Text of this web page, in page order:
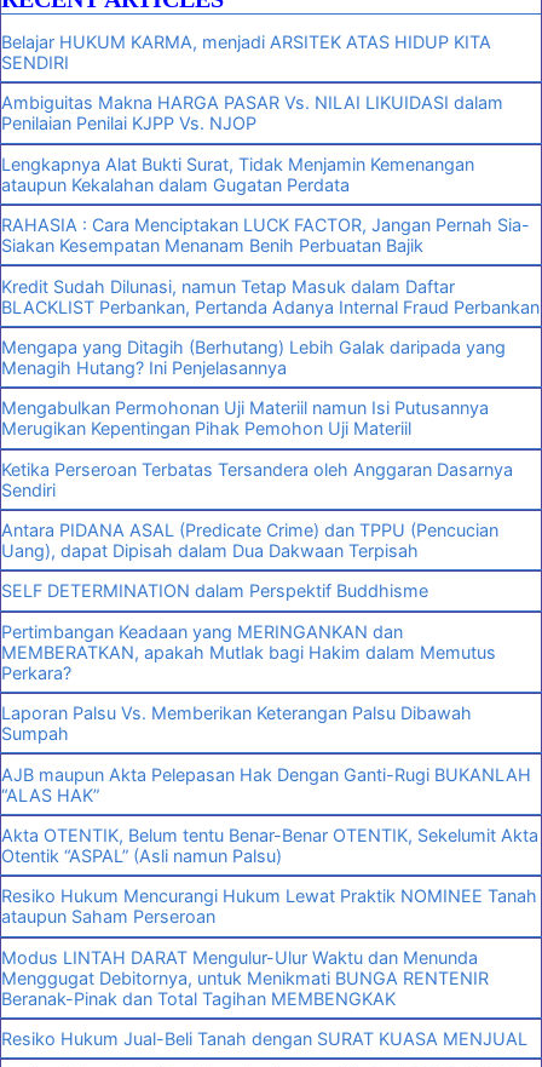
Belajar HUKUM KARMA, menjadi ARSITEK ATAS HIDUP KITA
SENDIRI
Ambiguitas Makna HARGA PASAR Vs. NILAI LIKUIDASI dalam
Penilaian Penilai KJPP Vs. NJOP
Lengkapnya Alat Bukti Surat, Tidak Menjamin Kemenangan
ataupun Kekalahan dalam Gugatan Perdata
RAHASIA : Cara Menciptakan LUCK FACTOR, Jangan Pernah Sia-
Siakan Kesempatan Menanam Benih Perbuatan Bajik
Kredit Sudah Dilunasi, namun Tetap Masuk dalam Daftar
BLACKLIST Perbankan, Pertanda Adanya Internal Fraud Perbankan
Mengapa yang Ditagih (Berhutang) Lebih Galak daripada yang
Menagih Hutang? Ini Penjelasannya
Mengabulkan Permohonan Uji Materiil namun Isi Putusannya
Merugikan Kepentingan Pihak Pemohon Uji Materiil
Ketika Perseroan Terbatas Tersandera oleh Anggaran Dasarnya
Sendiri
Antara PIDANA ASAL (Predicate Crime) dan TPPU (Pencucian
Uang), dapat Dipisah dalam Dua Dakwaan Terpisah
SELF DETERMINATION dalam Perspektif Buddhisme
Pertimbangan Keadaan yang MERINGANKAN dan
MEMBERATKAN, apakah Mutlak bagi Hakim dalam Memutus
Perkara?
Laporan Palsu Vs. Memberikan Keterangan Palsu Dibawah
Sumpah
AJB maupun Akta Pelepasan Hak Dengan Ganti-Rugi BUKANLAH
“ALAS HAK”
Akta OTENTIK, Belum tentu Benar-Benar OTENTIK, Sekelumit Akta
Otentik “ASPAL” (Asli namun Palsu)
Resiko Hukum Mencurangi Hukum Lewat Praktik NOMINEE Tanah
ataupun Saham Perseroan
Modus LINTAH DARAT Mengulur-Ulur Waktu dan Menunda
Menggugat Debitornya, untuk Menikmati BUNGA RENTENIR
Beranak-Pinak dan Total Tagihan MEMBENGKAK
Resiko Hukum Jual-Beli Tanah dengan SURAT KUASA MENJUAL